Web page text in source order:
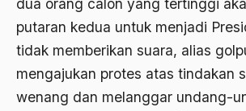
dua orang calon yang tertinggi
putaran kedua untuk menjadi
tidak memberikan suara, alias
mengajukan protes atas tindakan
wenang dan melanggar undang-
1998
1997
Abu Sangkan
Aceh